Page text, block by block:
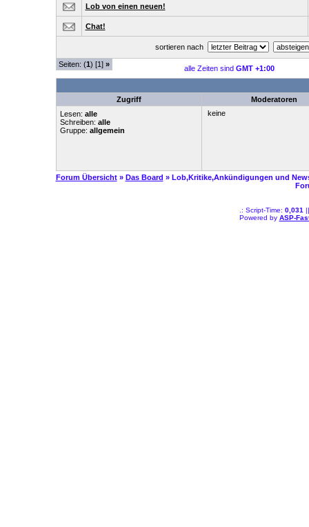
Lob von einen neuen!
Chat!
sortieren nach
Seiten: (1) [1] » alle Zeiten sind GMT +1:00
Zugriff
Moderatoren
Lesen: alle
Schreiben: alle
Gruppe: allgemein
keine
Forum Übersicht » Das Board » Lob,Kritike,Ankündigungen und
.: Script-Time: 0,031
Powered by ASP-